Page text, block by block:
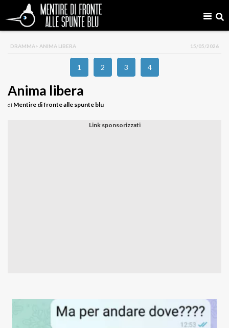
DRAMMA> ANIMA LIBERA 15/05/2026
1 2 3 4
Anima libera
di Mentire di fronte alle spunte blu